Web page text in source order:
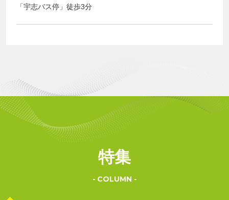
「宇志バス停」徒歩3分
特集
COLUMN